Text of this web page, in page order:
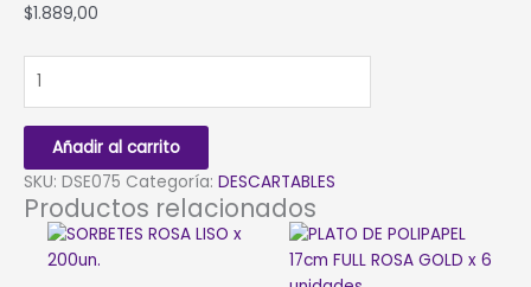
$1.889,00
DE
CON
FORMA
*PUPPYS*
x
Añadir al carrito
SKU: DSE075 Categoría: DESCARTABLES
Productos relacionados